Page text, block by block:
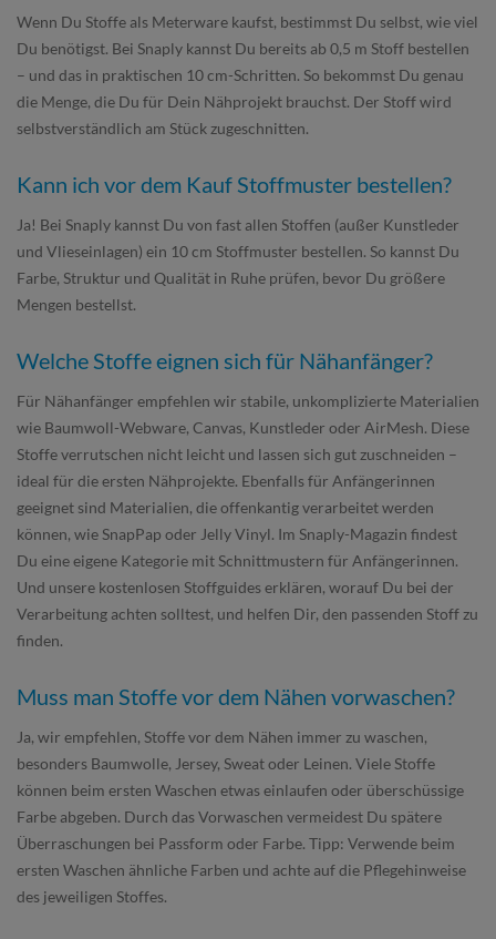
Wenn Du Stoffe als Meterware kaufst, bestimmst Du selbst, wie viel
Du benötigst. Bei Snaply kannst Du bereits ab 0,5 m Stoff bestellen
– und das in praktischen 10 cm-Schritten. So bekommst Du genau
die Menge, die Du für Dein Nähprojekt brauchst. Der Stoff wird
selbstverständlich am Stück zugeschnitten.
Kann ich vor dem Kauf Stoffmuster bestellen?
Ja! Bei Snaply kannst Du von fast allen Stoffen (außer Kunstleder
und Vlieseinlagen) ein 10 cm Stoffmuster bestellen. So kannst Du
Farbe, Struktur und Qualität in Ruhe prüfen, bevor Du größere
Mengen bestellst.
Welche Stoffe eignen sich für Nähanfänger?
Für Nähanfänger empfehlen wir stabile, unkomplizierte Materialien
wie Baumwoll-Webware, Canvas, Kunstleder oder AirMesh. Diese
Stoffe verrutschen nicht leicht und lassen sich gut zuschneiden –
ideal für die ersten Nähprojekte. Ebenfalls für Anfängerinnen
geeignet sind Materialien, die offenkantig verarbeitet werden
können, wie SnapPap oder Jelly Vinyl. Im Snaply-Magazin findest
Du eine eigene Kategorie mit Schnittmustern für Anfängerinnen.
Und unsere kostenlosen Stoffguides erklären, worauf Du bei der
Verarbeitung achten solltest, und helfen Dir, den passenden Stoff zu
finden.
Muss man Stoffe vor dem Nähen vorwaschen?
Ja, wir empfehlen, Stoffe vor dem Nähen immer zu waschen,
besonders Baumwolle, Jersey, Sweat oder Leinen. Viele Stoffe
können beim ersten Waschen etwas einlaufen oder überschüssige
Farbe abgeben. Durch das Vorwaschen vermeidest Du spätere
Überraschungen bei Passform oder Farbe. Tipp: Verwende beim
ersten Waschen ähnliche Farben und achte auf die Pflegehinweise
des jeweiligen Stoffes.